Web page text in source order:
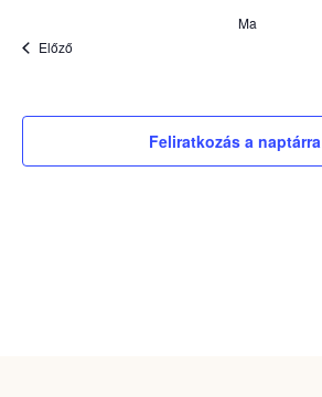
ElőzőEsemények
Ma
Feliratkozás a naptárra